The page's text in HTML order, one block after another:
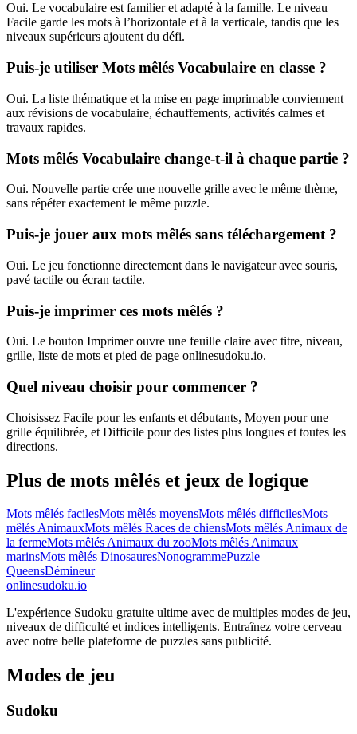
Oui. Le vocabulaire est familier et adapté à la famille. Le niveau
Facile garde les mots à l’horizontale et à la verticale, tandis que les
niveaux supérieurs ajoutent du défi.
Puis-je utiliser Mots mêlés Vocabulaire en classe ?
Oui. La liste thématique et la mise en page imprimable conviennent
aux révisions de vocabulaire, échauffements, activités calmes et
travaux rapides.
Mots mêlés Vocabulaire change-t-il à chaque partie ?
Oui. Nouvelle partie crée une nouvelle grille avec le même thème,
sans répéter exactement le même puzzle.
Puis-je jouer aux mots mêlés sans téléchargement ?
Oui. Le jeu fonctionne directement dans le navigateur avec souris,
pavé tactile ou écran tactile.
Puis-je imprimer ces mots mêlés ?
Oui. Le bouton Imprimer ouvre une feuille claire avec titre, niveau,
grille, liste de mots et pied de page onlinesudoku.io.
Quel niveau choisir pour commencer ?
Choisissez Facile pour les enfants et débutants, Moyen pour une
grille équilibrée, et Difficile pour des listes plus longues et toutes les
directions.
Plus de mots mêlés et jeux de logique
Mots mêlés facilesMots mêlés moyensMots mêlés difficilesMots
mêlés AnimauxMots mêlés Races de chiensMots mêlés Animaux de
la fermeMots mêlés Animaux du zooMots mêlés Animaux
marinsMots mêlés DinosauresNonogrammePuzzle
QueensDémineur
onlinesudoku.io
L'expérience Sudoku gratuite ultime avec de multiples modes de jeu,
niveaux de difficulté et indices intelligents. Entraînez votre cerveau
avec notre belle plateforme de puzzles sans publicité.
Modes de jeu
Sudoku